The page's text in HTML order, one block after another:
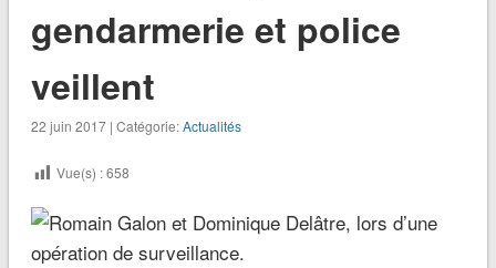
gendarmerie et police
veillent
22 juin 2017 | Catégorie:Actualités
Vue(s) :658